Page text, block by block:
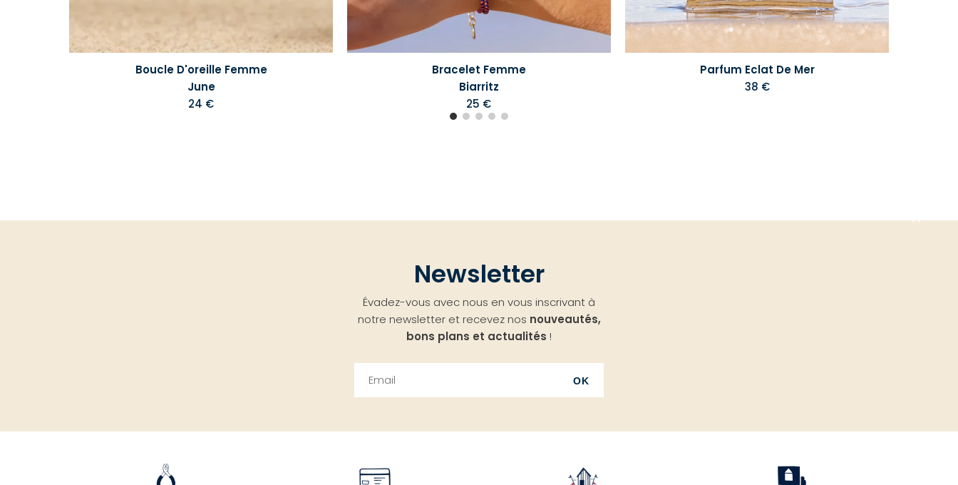
Boucle D'oreille Femme
June
24 €
Bracelet Femme
Biarritz
25 €
Parfum Eclat De Mer
38 €
Newsletter
Évadez-vous avec nous en vous inscrivant à
notre newsletter et recevez nos nouveautés,
bons plans et actualités !
OK